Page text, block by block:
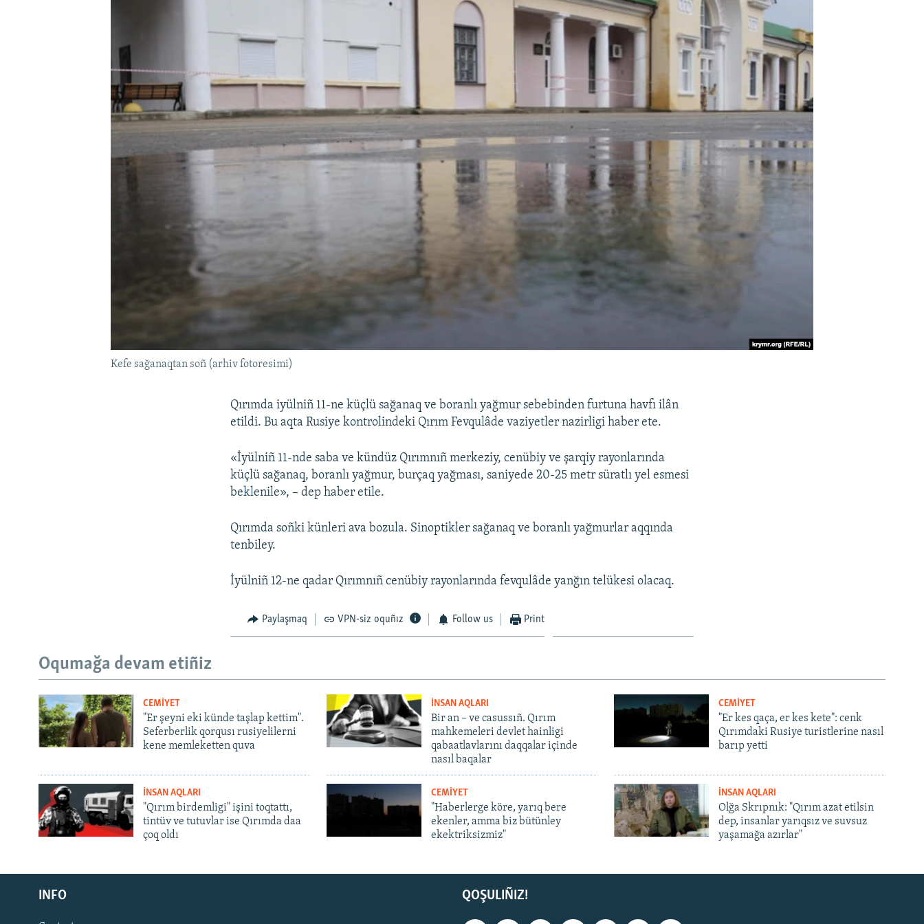
Русский
Українською
Kefe sağanaqtan soñ (arhiv fotoresimi)
Qırımda iyülniñ 11-ne küçlü sağanaq ve boranlı yağmur sebebinden furtuna havfı ilân
etildi. Bu aqta Rusiye kontrolindeki Qırım Fevqulâde vaziyetler nazirligi haber ete.
«İyülniñ 11-nde saba ve kündüz Qırımnıñ merkeziy, cenübiy ve şarqiy rayonlarında
küçlü sağanaq, boranlı yağmur, burçaq yağması, saniyede 20-25 metr süratlı yel esmesi
beklenile», – dep haber etile.
Qırımda soñki künleri ava bozula. Sinoptikler sağanaq ve boranlı yağmurlar aqqında
tenbiley.
İyülniñ 12-ne qadar Qırımnıñ cenübiy rayonlarında fevqulâde yanğın telükesi olacaq.
Paylaşmaq VPN-siz oquñız Follow us Print
Oqumağa devam etiñiz
CEMİYET
"Er şeyni eki künde taşlap kettim".
Seferberlik qorqusı rusiyelilerni
kene memleketten quva
İNSAN AQLARI
Bir an – ve casussıñ. Qırım
mahkemeleri devlet hainligi
qabaatlavlarını daqqalar içinde
nasıl baqalar
CEMİYET
"Er kes qaça, er kes kete": cenk
Qırımdaki Rusiye turistlerine nasıl
barıp yetti
İNSAN AQLARI
"Qırım birdemligi" işini toqtattı,
tintüv ve tutuvlar ise Qırımda daa
çoq oldı
CEMİYET
"Haberlerge köre, yarıq bere
ekenler, amma biz bütünley
ekektriksizmiz"
İNSAN AQLARI
Olğa Skrıpnık: "Qırım azat etilsin
dep, insanlar yarıqsız ve suvsuz
yaşamağa azırlar"
QOŞULIÑIZ!
INFO